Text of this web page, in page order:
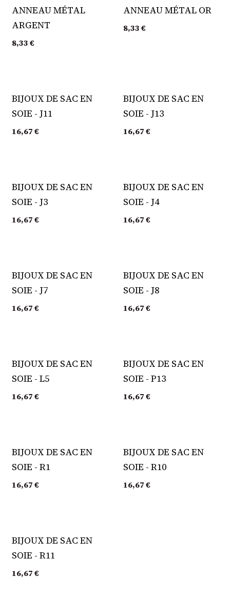
ANNEAU MÉTAL
ARGENT
8,33€
ANNEAU MÉTAL OR
8,33€
BIJOUX DE SAC EN
SOIE - J11
16,67€
BIJOUX DE SAC EN
SOIE - J13
16,67€
BIJOUX DE SAC EN
SOIE - J3
16,67€
BIJOUX DE SAC EN
SOIE - J4
16,67€
BIJOUX DE SAC EN
SOIE - J7
16,67€
BIJOUX DE SAC EN
SOIE - J8
16,67€
BIJOUX DE SAC EN
SOIE - L5
16,67€
BIJOUX DE SAC EN
SOIE - P13
16,67€
BIJOUX DE SAC EN
SOIE - R1
16,67€
BIJOUX DE SAC EN
SOIE - R10
16,67€
BIJOUX DE SAC EN
SOIE - R11
16,67€